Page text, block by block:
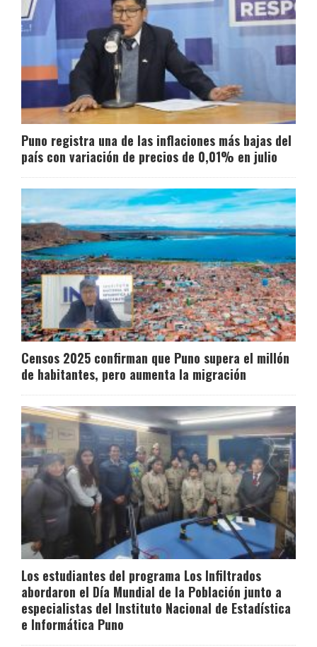
Puno registra una de las inflaciones más bajas del
país con variación de precios de 0,01% en julio
Censos 2025 confirman que Puno supera el millón
de habitantes, pero aumenta la migración
Los estudiantes del programa Los Infiltrados
abordaron el Día Mundial de la Población junto a
especialistas del Instituto Nacional de Estadística
e Informática Puno